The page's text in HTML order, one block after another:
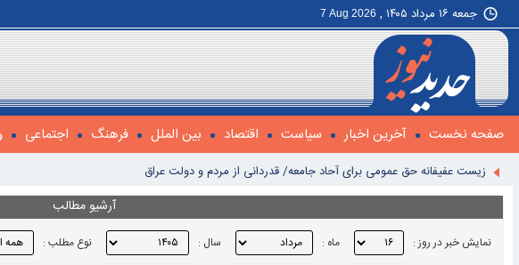
جمعه ۱۶ مرداد ۱۴۰۵ , 7 Aug 2026
صفحه نخست آخرین اخبار سیاست اقتصاد بین الملل فرهنگ اجتماعی
زیست عفیفانه حق عمومی برای آحاد جامعه/ قدردانی از مردم و دولت عراق
ارتقای توان رزم | ارتش کاملا آماده است
ضربه مغزی بیش از ۷۰۰ نظامی آمریکایی در حملات ایران
چرا زمان،برگ برنده ایران شده است؟
آرشیو مطالب
نمایش خبر در روز : ماه : سال : نوع مطلب :